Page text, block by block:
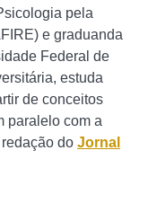
pela
e graduanda
Federal de
estuda
de conceitos
paralelo com a
do Jornal